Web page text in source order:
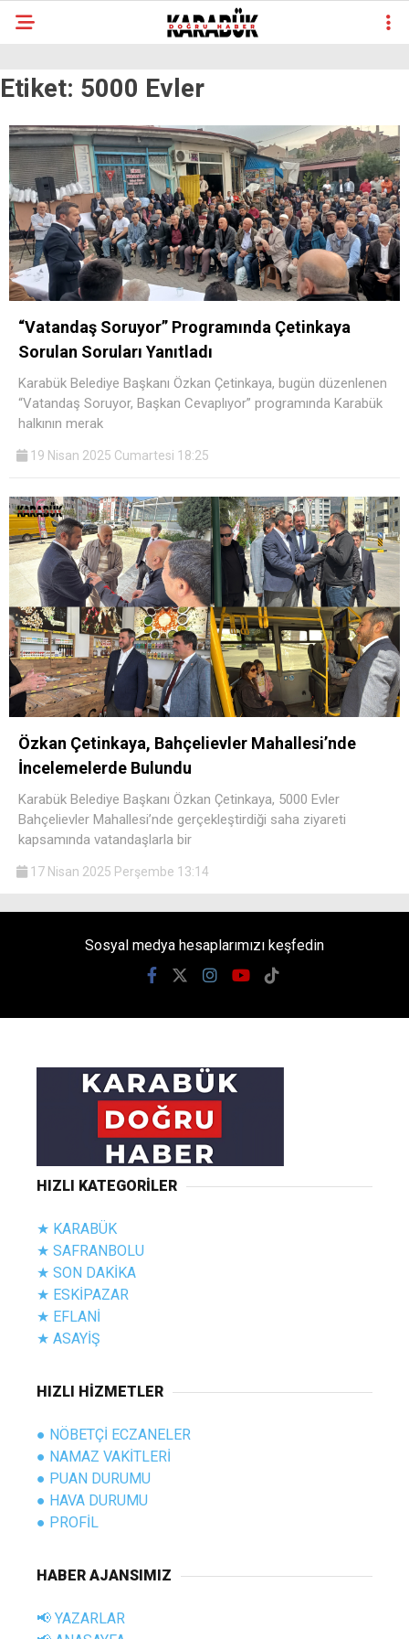
Etiket: 5000 Evler
“Vatandaş Soruyor” Programında Çetinkaya
Sorulan Soruları Yanıtladı
Karabük Belediye Başkanı Özkan Çetinkaya, bugün düzenlenen
“Vatandaş Soruyor, Başkan Cevaplıyor” programında Karabük
halkının merak
19 Nisan 2025 Cumartesi 18:25
Özkan Çetinkaya, Bahçelievler Mahallesi’nde
İncelemelerde Bulundu
Karabük Belediye Başkanı Özkan Çetinkaya, 5000 Evler
Bahçelievler Mahallesi’nde gerçekleştirdiği saha ziyareti
kapsamında vatandaşlarla bir
17 Nisan 2025 Perşembe 13:14
Sosyal medya hesaplarımızı keşfedin
HIZLI KATEGORİLER
★ KARABÜK
★ SAFRANBOLU
★ SON DAKİKA
★ ESKİPAZAR
★ EFLANİ
★ ASAYİŞ
HIZLI HİZMETLER
● NÖBETÇİ ECZANELER
● NAMAZ VAKİTLERİ
● PUAN DURUMU
● HAVA DURUMU
● PROFİL
HABER AJANSIMIZ
📢 YAZARLAR